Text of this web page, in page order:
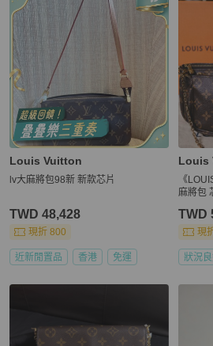
Louis Vuitton
lv大麻將包98新 新款芯片
TWD 48,428
現折 800
近新閒置品 香港 免運
Louis
《
麻將包
TWD
現
狀況